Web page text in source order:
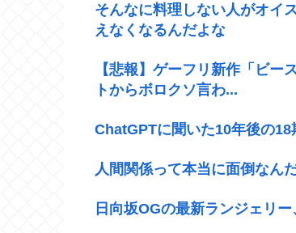
そんなに料理しない人がオイ
えなくなるんだよな
【悲報】ゲーフリ新作「ビー
トからボロクソ言わ...
ChatGPTに聞いた10年後の18
人間関係って本当に面倒なん
日向坂OGの最新ランジェリ